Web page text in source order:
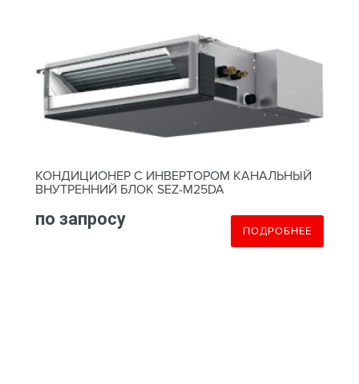
КОНДИЦИОНЕР С ИНВЕРТОРОМ КАНАЛЬНЫЙ
ВНУТРЕННИЙ БЛОК SEZ-M25DA
по запросу
ПОДРОБНЕЕ